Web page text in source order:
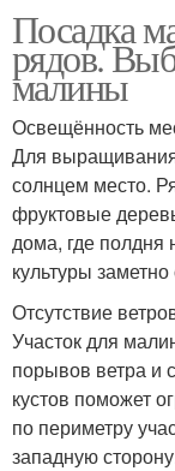
Посадка
рядов.
малины
Освещённость
Для
солнцем место.
фруктовые
дома, где полдня
культуры заметно
Отсутствие
Участок для
порывов ветра и
кустов поможет
по периметру
западную